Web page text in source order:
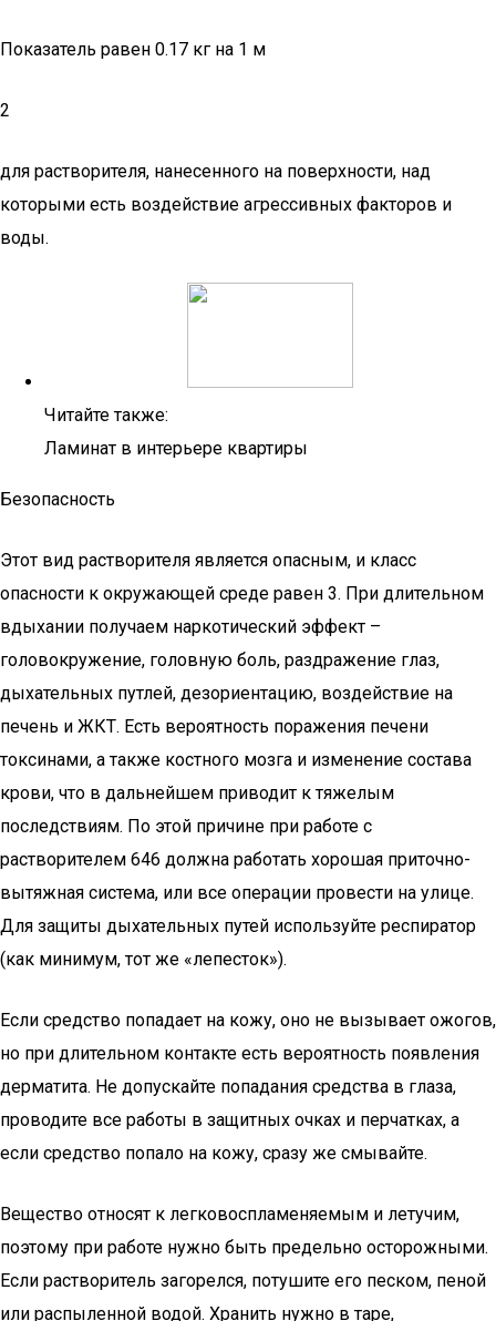
Показатель равен 0.17 кг на 1 м
2
для растворителя, нанесенного на поверхности, над
которыми есть воздействие агрессивных факторов и
воды.
Читайте также:
Ламинат в интерьере квартиры
Безопасность
Этот вид растворителя является опасным, и класс
опасности к окружающей среде равен 3. При длительном
вдыхании получаем наркотический эффект –
головокружение, головную боль, раздражение глаз,
дыхательных путлей, дезориентацию, воздействие на
печень и ЖКТ. Есть вероятность поражения печени
токсинами, а также костного мозга и изменение состава
крови, что в дальнейшем приводит к тяжелым
последствиям. По этой причине при работе с
растворителем 646 должна работать хорошая приточно-
вытяжная система, или все операции провести на улице.
Для защиты дыхательных путей используйте респиратор
(как минимум, тот же «лепесток»).
Если средство попадает на кожу, оно не вызывает ожогов,
но при длительном контакте есть вероятность появления
дерматита. Не допускайте попадания средства в глаза,
проводите все работы в защитных очках и перчатках, а
если средство попало на кожу, сразу же смывайте.
Вещество относят к легковоспламеняемым и летучим,
поэтому при работе нужно быть предельно осторожными.
Если растворитель загорелся, потушите его песком, пеной
или распыленной водой. Хранить нужно в таре,